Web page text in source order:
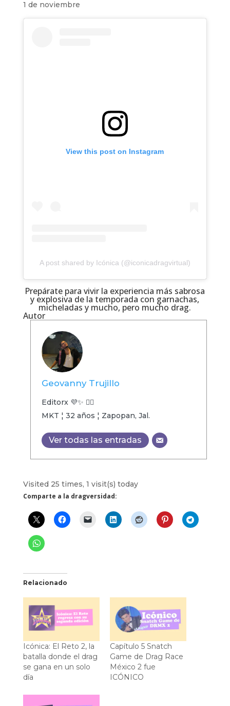
1 de noviembre
View this post on Instagram
A post shared by Icónica (@iconicadragvirtual)
Prepárate para vivir la experiencia más sabrosa
y explosiva de la temporada con garnachas,
micheladas y mucho, pero mucho drag.
Autor
Geovanny Trujillo
Editorx 💜✨ 🏳️‍🌈
MKT ¦ 32 años ¦ Zapopan, Jal.
Ver todas las entradas
Visited 25 times, 1 visit(s) today
Comparte a la dragversidad:
Relacionado
Icónica: El Reto 2, la
batalla donde el drag
se gana en un solo
día
Capítulo 5 Snatch
Game de Drag Race
México 2 fue
ICÓNICO